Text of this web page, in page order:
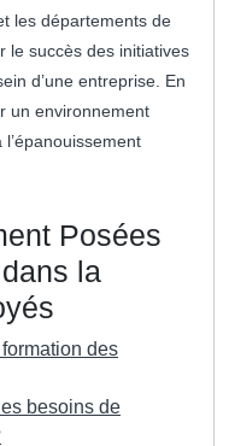
les départements de
le succès des initiatives
d’une entreprise. En
un environnement
Posées
la
des
besoins de